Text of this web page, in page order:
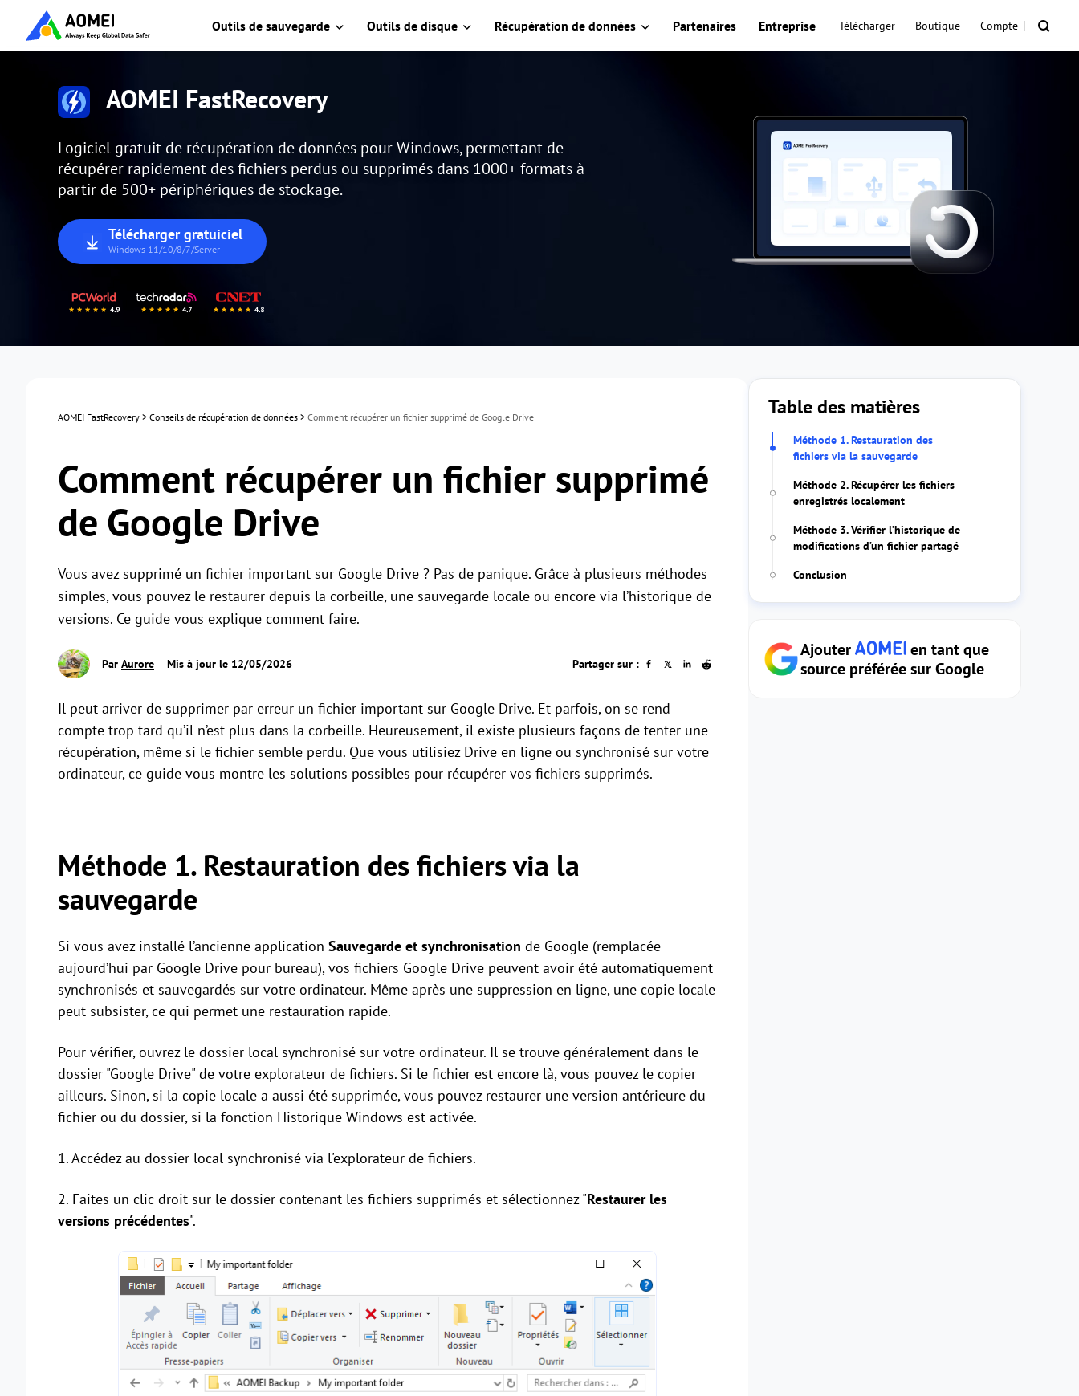
Outils de sauvegarde Outils de disque Récupération de données Partenaires Entreprise Télécharger Boutique Compte
AOMEI FastRecovery
Logiciel gratuit de récupération de données pour Windows, permettant de
récupérer rapidement des fichiers perdus ou supprimés dans 1000+ formats à
partir de 500+ périphériques de stockage.
Télécharger gratuiciel
Windows 11/10/8/7/Server
AOMEI FastRecovery > Conseils de récupération de données > Comment récupérer un fichier supprimé de Google Drive
Comment récupérer un fichier supprimé
de Google Drive
Vous avez supprimé un fichier important sur Google Drive ? Pas de panique. Grâce à plusieurs méthodes
simples, vous pouvez le restaurer depuis la corbeille, une sauvegarde locale ou encore via l’historique de
versions. Ce guide vous explique comment faire.
Par Aurore Mis à jour le 12/05/2026 Partager sur :
Il peut arriver de supprimer par erreur un fichier important sur Google Drive. Et parfois, on se rend
compte trop tard qu’il n’est plus dans la corbeille. Heureusement, il existe plusieurs façons de tenter une
récupération, même si le fichier semble perdu. Que vous utilisiez Drive en ligne ou synchronisé sur votre
ordinateur, ce guide vous montre les solutions possibles pour récupérer vos fichiers supprimés.
Méthode 1. Restauration des fichiers via la
sauvegarde
Si vous avez installé l’ancienne application Sauvegarde et synchronisation de Google (remplacée
aujourd’hui par Google Drive pour bureau), vos fichiers Google Drive peuvent avoir été automatiquement
synchronisés et sauvegardés sur votre ordinateur. Même après une suppression en ligne, une copie locale
peut subsister, ce qui permet une restauration rapide.
Pour vérifier, ouvrez le dossier local synchronisé sur votre ordinateur. Il se trouve généralement dans le
dossier "Google Drive" de votre explorateur de fichiers. Si le fichier est encore là, vous pouvez le copier
ailleurs. Sinon, si la copie locale a aussi été supprimée, vous pouvez restaurer une version antérieure du
fichier ou du dossier, si la fonction Historique Windows est activée.
1. Accédez au dossier local synchronisé via l'explorateur de fichiers.
2. Faites un clic droit sur le dossier contenant les fichiers supprimés et sélectionnez "Restaurer les
versions précédentes".
Table des matières
Méthode 1. Restauration des
fichiers via la sauvegarde
Méthode 2. Récupérer les fichiers
enregistrés localement
Méthode 3. Vérifier l’historique de
modifications d’un fichier partagé
Conclusion
Ajouter
en tant que
source préférée sur Google